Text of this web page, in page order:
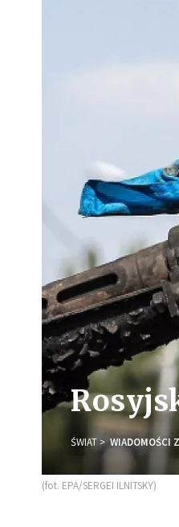
ŚWIAT WIADOMOŚCI
(fot. EPA/SERGEI ILNITSKY)